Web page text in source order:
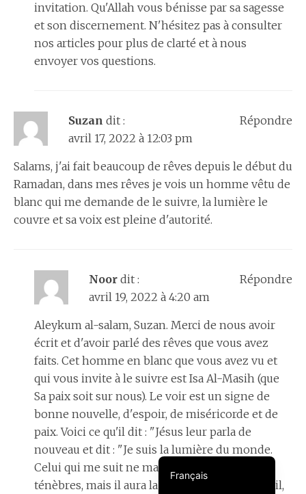
invitation. Qu'Allah vous bénisse par sa sagesse
et son discernement. N'hésitez pas à consulter
nos articles pour plus de clarté et à nous
envoyer vos questions.
Suzan dit :
avril 17, 2022 à 12:03 pm
Salams, j'ai fait beaucoup de rêves depuis le début du
Ramadan, dans mes rêves je vois un homme vêtu de
blanc qui me demande de le suivre, la lumière le
couvre et sa voix est pleine d'autorité.
Répondre
Noor dit :
avril 19, 2022 à 4:20 am
Aleykum al-salam, Suzan. Merci de nous avoir
écrit et d'avoir parlé des rêves que vous avez
faits. Cet homme en blanc que vous avez vu et
qui vous invite à le suivre est Isa Al-Masih (que
Sa paix soit sur nous). Le voir est un signe de
bonne nouvelle, d'espoir, de miséricorde et de
paix. Voici ce qu'il dit : "Jésus leur parla de
nouveau et dit : "Je suis la lumière du monde.
Celui qui me suit ne marchera pas dans les
ténèbres, mais il aura la lumière de la vie. - Injil,
Répondre
Français
English
العربية
Español
Português do Brasil
فارسی
Türkçe
አማርኛ